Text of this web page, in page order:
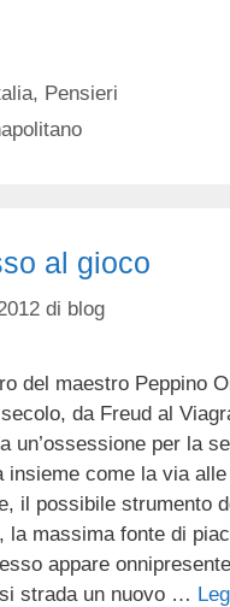
, Pensieri
al gioco
di blog
del maestro Peppino
da Freud al
un’ossessione per la
insieme come la via
il possibile strumento
la massima fonte di
appare
strada un nuovo …